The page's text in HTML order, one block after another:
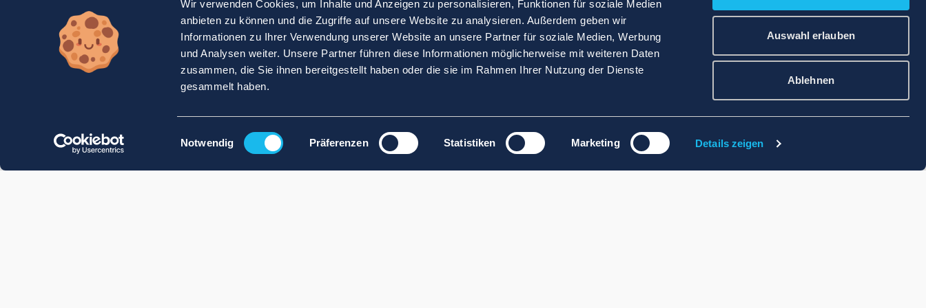
Wir verwenden Cookies, um Inhalte und Anzeigen zu personalisieren, Funktionen für soziale Medien
anbieten zu können und die Zugriffe auf unsere Website zu analysieren. Außerdem geben wir
Informationen zu Ihrer Verwendung unserer Website an unsere Partner für soziale Medien, Werbung
und Analysen weiter. Unsere Partner führen diese Informationen möglicherweise mit weiteren Daten
zusammen, die Sie ihnen bereitgestellt haben oder die sie im Rahmen Ihrer Nutzung der Dienste
gesammelt haben.
Einwilligungsauswahl
Notwendig Präferenzen Statistiken Marketing Details zeigen
Auswahl erlauben
Ablehnen